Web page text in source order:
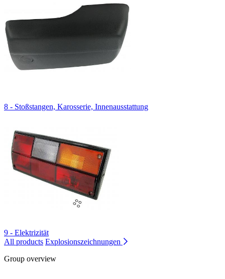
8 - Stoßstangen, Karosserie, Innenausstattung
9 - Elektrizität
All products Explosionszeichnungen
Group overview